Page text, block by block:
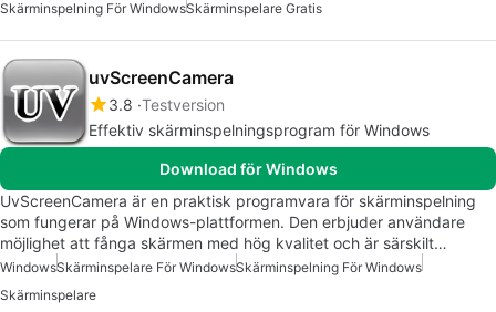
Skärminspelning För WindowsSkärminspelare Gratis
uvScreenCamera
3.8 Testversion
Effektiv skärminspelningsprogram för Windows
Download för Windows
UvScreenCamera är en praktisk programvara för skärminspelning
som fungerar på Windows-plattformen. Den erbjuder användare
möjlighet att fånga skärmen med hög kvalitet och är särskilt…
WindowsSkärminspelare För WindowsSkärminspelning För Windows
Skärminspelare